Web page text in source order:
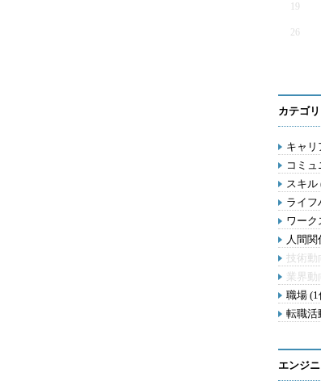
19
26
カテゴ
キャリ
コミュ
スキル
ライフ
ワーク
人間関
技術動
業界動
職場 (1
転職活
エンジ